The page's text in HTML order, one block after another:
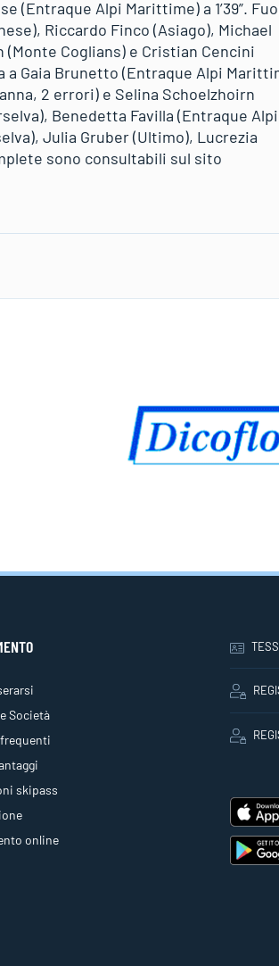
(Entraque Alpi Marittime) a 1’39”.
Riccardo Finco (Asiago), Michael
(Monte Coglians) e Cristian Cencini
a Gaia Brunetto (Entraque Alpi
2 errori) e Selina Schoelzhoirn
Benedetta Favilla (Entraque Alpi
Julia Gruber (Ultimo), Lucrezia
sono consultabili sul sito
Società
skipass
online